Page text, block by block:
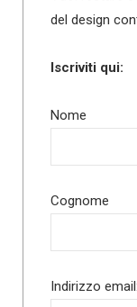
del design
Iscriviti qui:
Nome
Cognome
Indirizzo email: